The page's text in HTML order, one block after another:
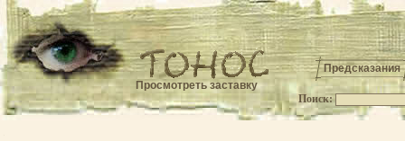
Предсказания
Поиск:
Просмотреть заставку